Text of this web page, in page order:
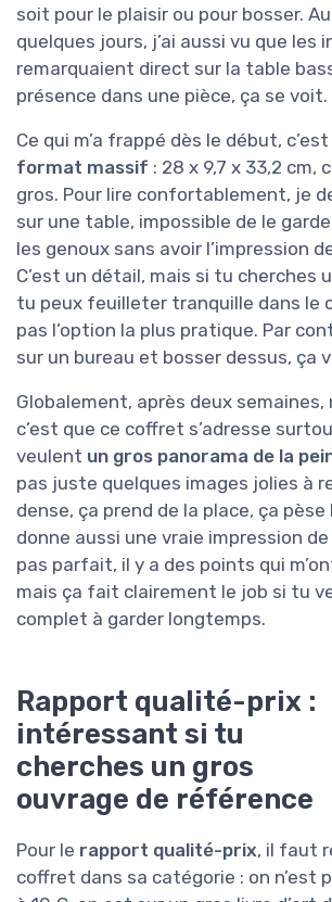
soit pour le plaisir ou pour bosser.
quelques jours, j’ai aussi vu que les
remarquaient direct sur la table
présence dans une pièce, ça se voit.
Ce qui m’a frappé dès le début,
format massif : 28 x 9,7 x 33,2 cm,
gros. Pour lire confortablement, je
sur une table, impossible de le
les genoux sans avoir l’impression
C’est un détail, mais si tu cherches
tu peux feuilleter tranquille dans le
pas l’option la plus pratique. Par
sur un bureau et bosser dessus, ça
Globalement, après deux
c’est que ce coffret s’adresse
veulent un gros panorama de la
pas juste quelques images jolies à
dense, ça prend de la place, ça pèse
donne aussi une vraie impression de
pas parfait, il y a des points qui
mais ça fait clairement le job si tu
complet à garder longtemps.
Rapport qualité-prix :
intéressant si tu
cherches un gros
ouvrage de référence
Pour le rapport qualité-prix, il faut
coffret dans sa catégorie : on n’est